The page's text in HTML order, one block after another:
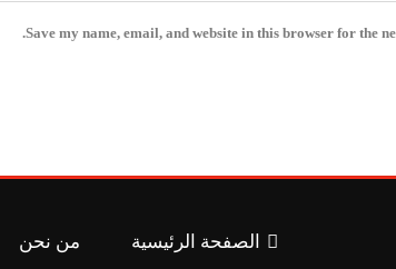
Save my name, email, and website in this browser for the
الصفحة الرئيسية من نحن